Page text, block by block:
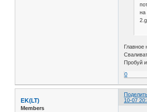
на
Главное
Пробуй
0
10-07
EK(LT)
Members